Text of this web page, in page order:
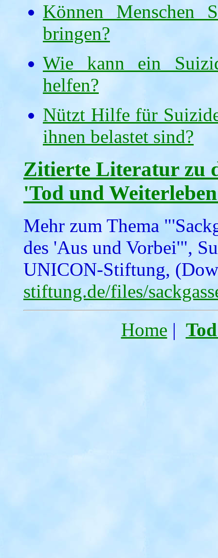
Können Menschen
bringen?
Wie kann ein
helfen?
Nützt Hilfe für
ihnen belastet sind?
Zitierte Literatur zu
'Tod und
Mehr zum Thema
des 'Aus und Vorbei'",
UNICON-Stiftung,
stiftung.de/files/
Home |